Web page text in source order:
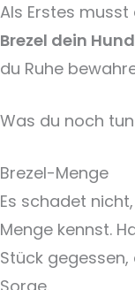
Als Erstes
Brezel dein
du Ruhe
Was du noch
Brezel-Menge
Es schadet
Menge kennst.
Stück